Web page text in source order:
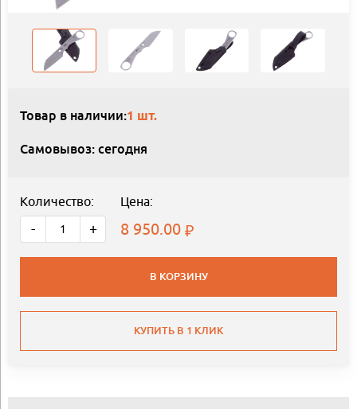
Товар в наличии:1 шт.
Самовывоз: сегодня
Количество:
- +
Цена:
8 950.00
В КОРЗИНУ
КУПИТЬ В 1 КЛИК